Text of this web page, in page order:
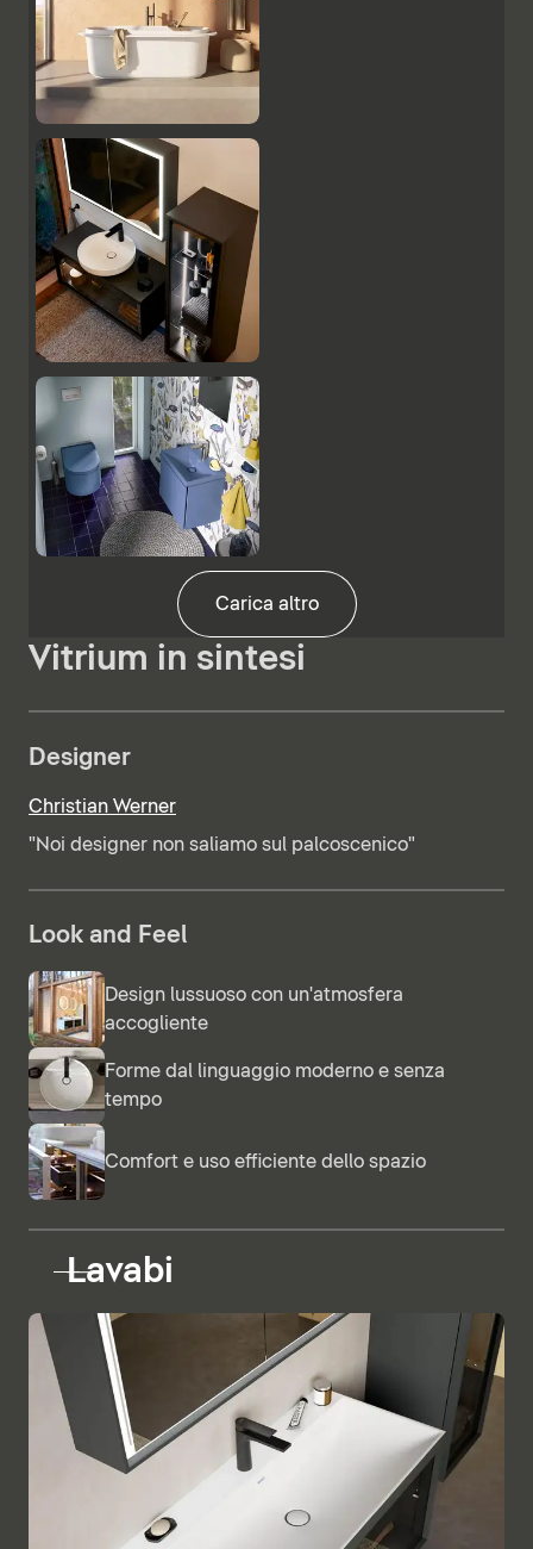
Carica altro
Vitrium in sintesi
Designer
Christian Werner
"Noi designer non saliamo sul palcoscenico"
Look and Feel
Design lussuoso con un'atmosfera
accogliente
Forme dal linguaggio moderno e senza
tempo
Comfort e uso efficiente dello spazio
Lavabi